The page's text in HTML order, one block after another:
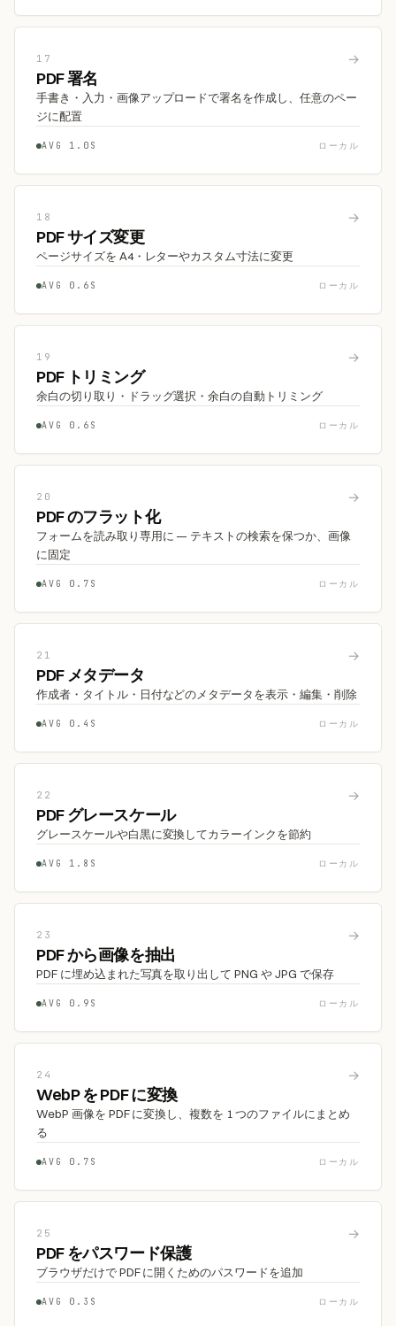
17 →
PDF 署名
手書き・入力・画像アップロードで署名を作成し、任意のペー
ジに配置
AVG 1.0S ローカル
18 →
PDF サイズ変更
ページサイズを A4・レターやカスタム寸法に変更
AVG 0.6S ローカル
19 →
PDF トリミング
余白の切り取り・ドラッグ選択・余白の自動トリミング
AVG 0.6S ローカル
20 →
PDF のフラット化
フォームを読み取り専用に — テキストの検索を保つか、画像
に固定
AVG 0.7S ローカル
21 →
PDF メタデータ
作成者・タイトル・日付などのメタデータを表示・編集・削除
AVG 0.4S ローカル
22 →
PDF グレースケール
グレースケールや白黒に変換してカラーインクを節約
AVG 1.8S ローカル
23 →
PDF から画像を抽出
PDF に埋め込まれた写真を取り出して PNG や JPG で保存
AVG 0.9S ローカル
24 →
WebP を PDF に変換
WebP 画像を PDF に変換し、複数を 1 つのファイルにまとめ
る
AVG 0.7S ローカル
25 →
PDF をパスワード保護
ブラウザだけで PDF に開くためのパスワードを追加
AVG 0.3S ローカル